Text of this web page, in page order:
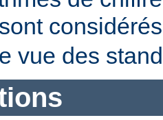
sont
vue des